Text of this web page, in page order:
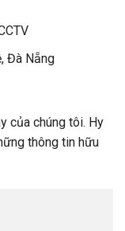
Đà Nẵng
của chúng tôi. Hy
thông tin hữu